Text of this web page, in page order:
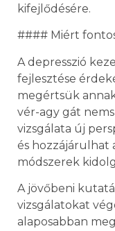
kifejlődésére.
#### Miért
A depresszió
fejlesztése
megértsük
vér-agy gát
vizsgálata új
és hozzájárulhat
módszerek
A jövőbeni
vizsgálatokat
alaposabban